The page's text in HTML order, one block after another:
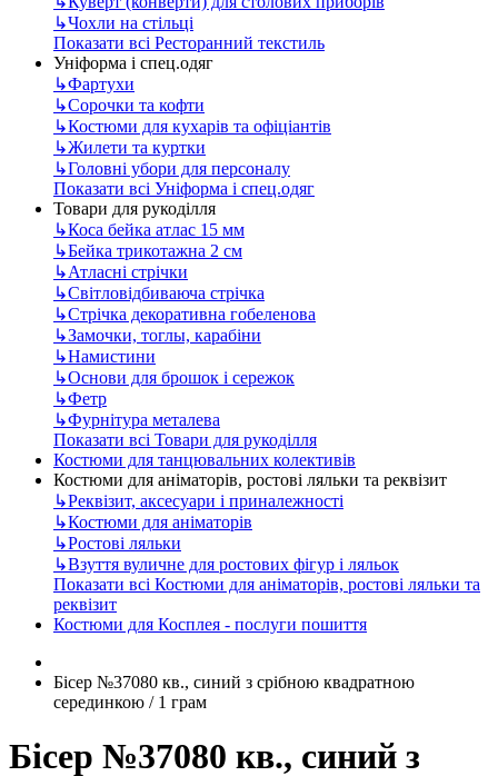
↳Чохли на стільці
Показати всі Ресторанний текстиль
Уніформа і спец.одяг
↳Фартухи
↳Сорочки та кофти
↳Костюми для кухарів та офіціантів
↳Жилети та куртки
↳Головні убори для персоналу
Показати всі Уніформа і спец.одяг
Товари для рукоділля
↳Коса бейка атлас 15 мм
↳Бейка трикотажна 2 см
↳Атласні стрічки
↳Світловідбиваюча стрічка
↳Стрічка декоративна гобеленова
↳Замочки, тоглы, карабіни
↳Намистини
↳Основи для брошок і сережок
↳Фетр
↳Фурнітура металева
Показати всі Товари для рукоділля
Костюми для танцювальних колективів
Костюми для аніматорів, ростові ляльки та реквізит
↳Реквізит, аксесуари і приналежності
↳Костюми для аніматорів
↳Ростові ляльки
↳Взуття вуличне для ростових фігур і ляльок
Показати всі Костюми для аніматорів, ростові ляльки та
реквізит
Костюми для Косплея - послуги пошиття
Бісер №37080 кв., синий з срібною квадратною
серединкою / 1 грам
Бісер №37080 кв., синий з